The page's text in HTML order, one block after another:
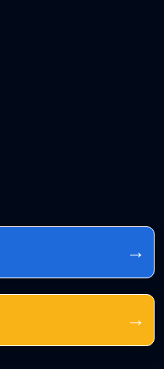
→
→